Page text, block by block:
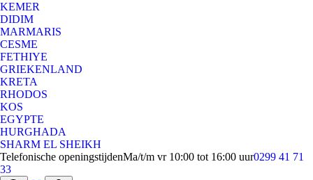
KEMER
DIDIM
MARMARIS
CESME
FETHIYE
GRIEKENLAND
KRETA
RHODOS
KOS
EGYPTE
HURGHADA
SHARM EL SHEIKH
Telefonische openingstijdenMa/t/m vr 10:00 tot 16:00 uur0299 41 71
33